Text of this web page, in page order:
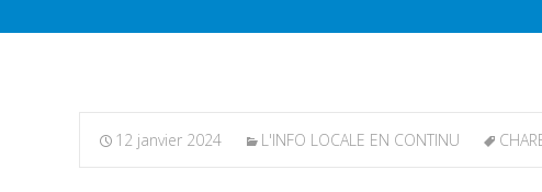
12 janvier 2024 L'INFO LOCALE EN CONTINU